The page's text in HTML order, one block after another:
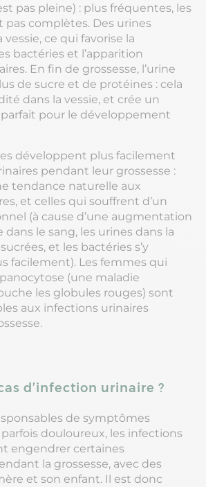
pas pleine) : plus fréquentes, les
pas complètes. Des urines
ce qui favorise la
bactéries et l’apparition
En fin de grossesse, l’urine
de sucre et de protéines : cela
dans la vessie, et crée un
pour le développement
développent plus facilement
pendant leur grossesse :
tendance naturelle aux
et celles qui souffrent d’un
(à cause d’une augmentation
le sang, les urines dans la
et les bactéries s’y
facilement). Les femmes qui
(une maladie
les globules rouges) sont
aux infections urinaires
d’infection urinaire ?
de symptômes
douloureux, les infections
engendrer certaines
la grossesse, avec des
et son enfant. Il est donc